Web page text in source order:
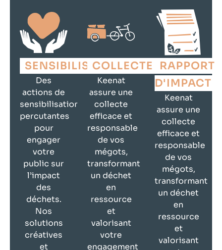
SENSIBILISATION
Des
actions de
sensibilisation
percutantes
pour
engager
votre
public sur
l’impact
des
déchets.
Nos
solutions
créatives
et
COLLECTE
Keenat
assure une
collecte
efficace et
responsable
de vos
mégots,
transformant
un déchet
en
ressource
et
valorisant
votre
engagement
RAPPORT
D'IMPACT
Keenat
assure une
collecte
efficace et
responsable
de vos
mégots,
transformant
un déchet
en
ressource
et
valorisant